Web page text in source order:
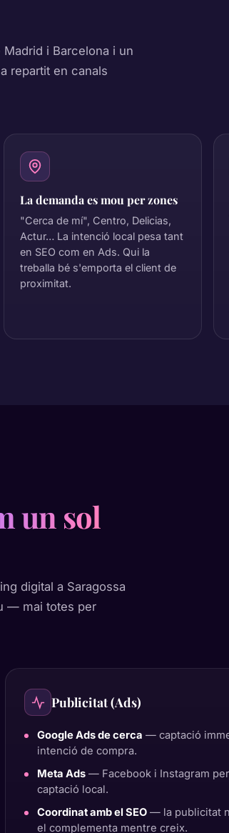
i Barcelona i un
repartit en canals
La demanda es mou per zones
"Cerca de mí", Centro, Delicias,
Actur… La intenció local pesa tant
en SEO com en Ads. Qui la
treballa bé s'emporta el client de
proximitat.
un sol
digital a Saragossa
— mai totes per
Publicitat (Ads)
Google Ads de cerca — captació
intenció de compra.
Meta Ads — Facebook i Instagram
captació local.
Coordinat amb el SEO — la publicitat
el complementa mentre creix.